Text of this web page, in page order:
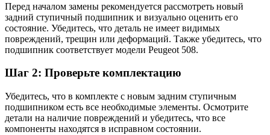
Перед началом замены рекомендуется рассмотреть новый
задний ступичный подшипник и визуально оценить его
состояние. Убедитесь, что деталь не имеет видимых
повреждений, трещин или деформаций. Также убедитесь, что
подшипник соответствует модели Peugeot 508.
Шаг 2: Проверьте комплектацию
Убедитесь, что в комплекте с новым задним ступичным
подшипником есть все необходимые элементы. Осмотрите
детали на наличие повреждений и убедитесь, что все
компоненты находятся в исправном состоянии.